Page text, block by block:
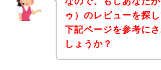
ゥ）のレビューを探
下記ページを参考に
しょうか？